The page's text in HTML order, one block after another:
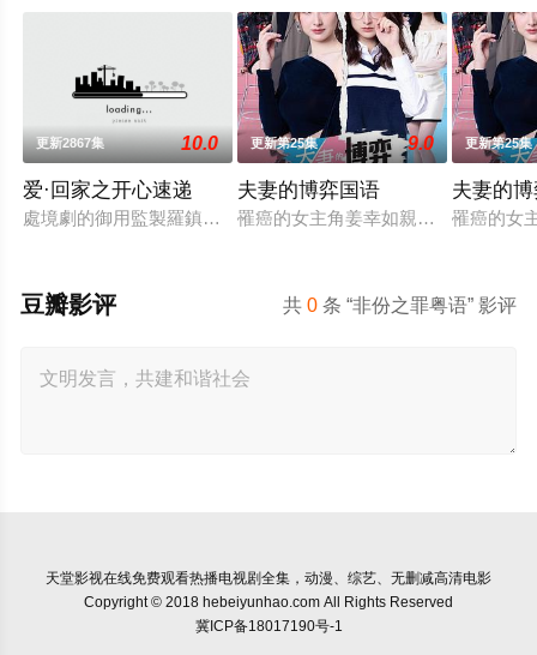
更新2867集 10.0
爱·回家之开心速递
處境劇的御用監製羅鎮岳已經準備開拍新一套處境劇，暫定叫
更新第25集 9.0
夫妻的博弈国语
罹癌的女主角姜幸如親眼目睹老公和
更新第25集
夫妻的
罹癌的女
共0 条 “非份之罪粤语” 影评
豆瓣影评
天堂影视在线免费观看热播电视剧全集，动漫、综艺、无删减高清电影
Copyright © 2018 hebeiyunhao.com All Rights Reserved
冀ICP备18017190号-1